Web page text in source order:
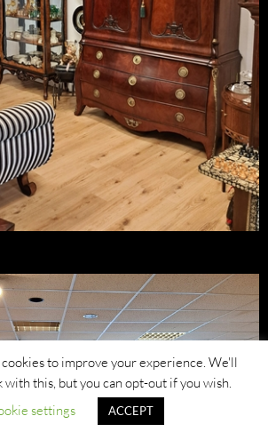
to improve your experience. We'll
with this, but you can opt-out if you wish.
settings
ACCEPT